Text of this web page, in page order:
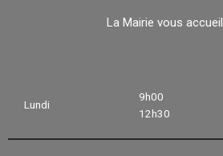
La Mairie vous
Lundi
9h00
12h30